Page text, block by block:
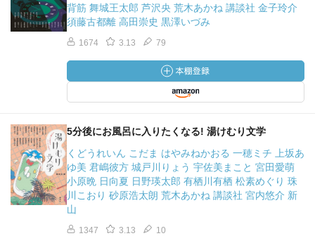
背筋 舞城王太郎 芦沢央 荒木あかね 講談社 金子玲介
須藤古都離 高田崇史 黒澤いづみ
1674 3.13 79
5分後にお風呂に入りたくなる! 湯けむり文学
くどうれいん こだま はやみねかおる 一穂ミチ 上坂あ
ゆ美 君嶋彼方 城戸川りょう 宇佐美まこと 宮田愛萌
小原晩 日向夏 日野瑛太郎 有栖川有栖 松素めぐり 珠
川こおり 砂原浩太朗 荒木あかね 講談社 宮内悠介 新
山
1347 3.13 10